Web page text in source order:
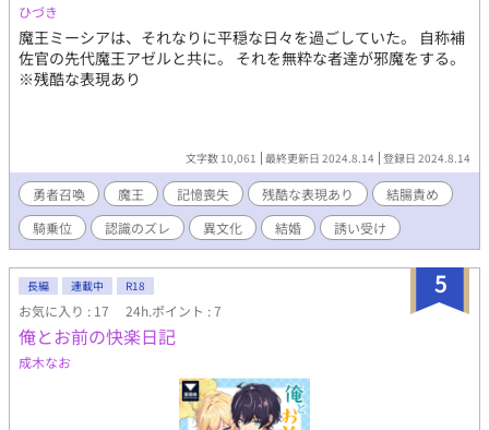
ひづき
魔王ミーシアは、それなりに平穏な日々を過ごしていた。 自称補
佐官の先代魔王アゼルと共に。 それを無粋な者達が邪魔をする。
※残酷な表現あり
文字数 10,061 最終更新日 2024.8.14 登録日 2024.8.14
勇者召喚 魔王 記憶喪失 残酷な表現あり
結腸責め
騎乗位
認識のズレ 異文化 結婚 誘い受け
5
長編 連載中 R18
お気に入り : 17 24h.ポイント : 7
俺とお前の快楽日記
成木なお